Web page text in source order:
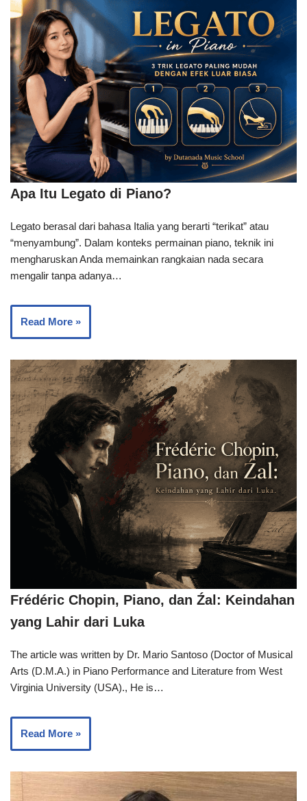
Apa Itu Legato di Piano?
Legato berasal dari bahasa Italia yang berarti “terikat” atau
“menyambung”. Dalam konteks permainan piano, teknik ini
mengharuskan Anda memainkan rangkaian nada secara
mengalir tanpa adanya…
Read More »
Frédéric Chopin, Piano, dan Źal: Keindahan
yang Lahir dari Luka
The article was written by Dr. Mario Santoso (Doctor of Musical
Arts (D.M.A.) in Piano Performance and Literature from West
Virginia University (USA)., He is…
Read More »